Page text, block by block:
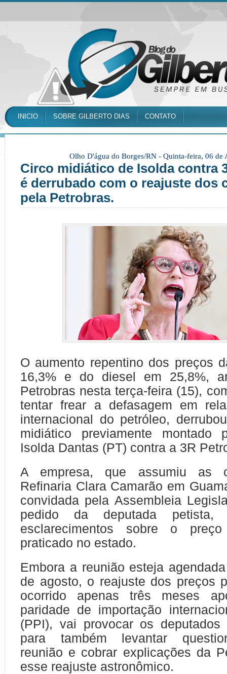
INICIO SOBRE GILBERTO DIAS CONTATO
Olho D'água do Borges/RN - Quinta-feira, 06 de
Circo midiático de Isolda contra
é derrubado com o reajuste dos
pela Petrobras.
O aumento repentino dos preços
16,3% e do diesel em 25,8%,
Petrobras nesta terça-feira (15),
tentar frear a defasagem em
internacional do petróleo,
midiático previamente montado
Isolda Dantas (PT) contra a 3R
A empresa, que assumiu as
Refinaria Clara Camarão em
convidada pela Assembleia
pedido da deputada petista,
esclarecimentos sobre o
praticado no estado.
Embora a reunião esteja
de agosto, o reajuste dos preços
ocorrido apenas três meses
paridade de importação
(PPI), vai provocar os deputados
para também levantar
reunião e cobrar explicações da
esse reajuste astronômico.